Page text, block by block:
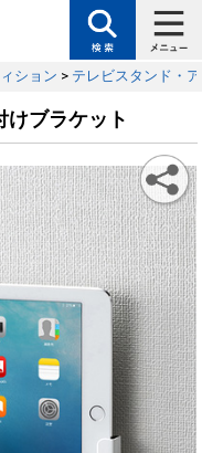
ション > テレビスタンド・
けブラケット